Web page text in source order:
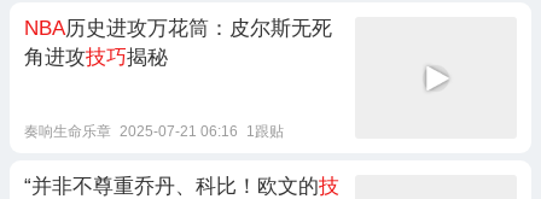
NBA历史进攻万花筒：皮尔斯无死
角进攻技巧揭秘
奏响生命乐章 2025-07-21 06:16 1跟贴
“并非不尊重乔丹、科比！欧文的技